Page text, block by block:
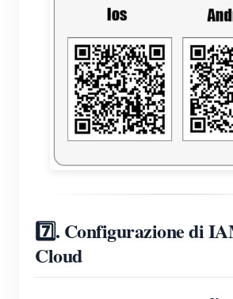
7️⃣. Configurazione di
Cloud